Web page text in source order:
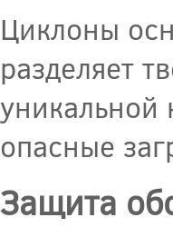
Циклоны
разделяет
уникальной
опасные
Защита